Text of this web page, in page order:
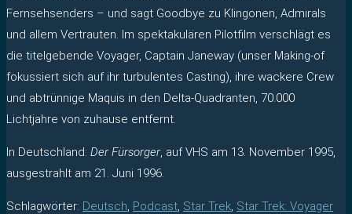
Fernsehsenders – und sagt Goodbye zu Klingonen, Admirals
und allem Vertrauten. Im spektakulären Pilotfilm verschlägt es
die titelgebende Voyager, Captain Janeway (unser Making-of
fokussiert sich auf ihr turbulentes Casting), ihre wackere Crew
und abtrünnige Maquis in den Delta-Quadranten, 70.000
Lichtjahre von zuhause entfernt.
In Deutschland: Der Fürsorger, auf VHS am 13. November 1995,
ausgestrahlt am 21. Juni 1996.
Schlagwörter: Deutsch, Podcast, Star Trek, Star Trek: Voyager